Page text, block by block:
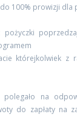
100% prowizji dla
pożyczki
którejkolwiek z
na
do zapłaty na